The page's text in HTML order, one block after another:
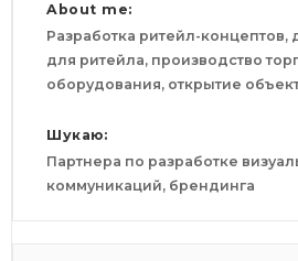
About me:
Разработка ритейл-концептов,
для ритейла, производство
оборудования, открытие
Шукаю:
Партнера по разработке
коммуникаций, брендинга